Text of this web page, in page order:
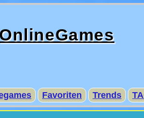
OnlineGames
Favoriten Trends